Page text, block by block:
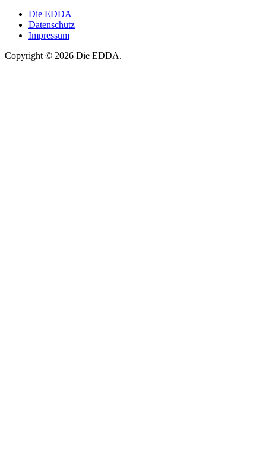
Die EDDA
Datenschutz
Impressum
Copyright © 2026 Die EDDA.